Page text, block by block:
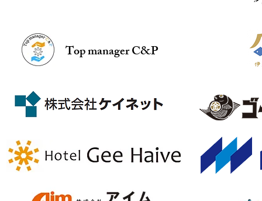
Top manager C&P